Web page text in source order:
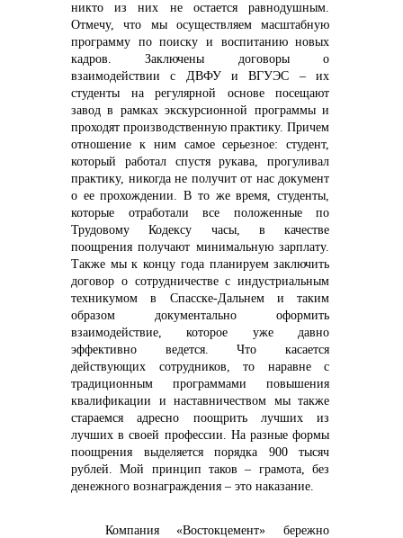
никто из них не остается равнодушным.
Отмечу, что мы осуществляем масштабную
программу по поиску и воспитанию новых
кадров. Заключены договоры о
взаимодействии с ДВФУ и ВГУЭС – их
студенты на регулярной основе посещают
завод в рамках экскурсионной программы и
проходят производственную практику. Причем
отношение к ним самое серьезное: студент,
который работал спустя рукава, прогуливал
практику, никогда не получит от нас документ
о ее прохождении. В то же время, студенты,
которые отработали все положенные по
Трудовому Кодексу часы, в качестве
поощрения получают минимальную зарплату.
Также мы к концу года планируем заключить
договор о сотрудничестве с индустриальным
техникумом в Спасске-Дальнем и таким
образом документально оформить
взаимодействие, которое уже давно
эффективно ведется. Что касается
действующих сотрудников, то наравне с
традиционным программами повышения
квалификации и наставничеством мы также
стараемся адресно поощрить лучших из
лучших в своей профессии. На разные формы
поощрения выделяется порядка 900 тысяч
рублей. Мой принцип таков – грамота, без
денежного вознаграждения – это наказание.
Компания «Востокцемент» бережно